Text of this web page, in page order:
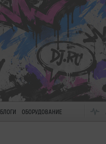
БЛОГИ ОБОРУДОВАНИЕ